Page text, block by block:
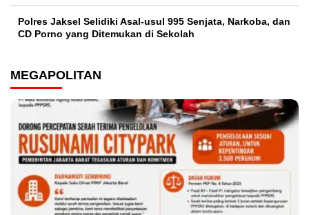
Polres Jaksel Selidiki Asal-usul 995 Senjata, Narkoba, dan
CD Porno yang Ditemukan di Sekolah
MEGAPOLITAN